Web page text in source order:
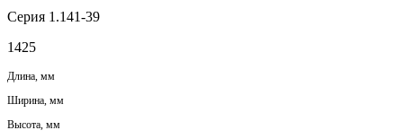
Серия 1.141-39
1425
Длина, мм
Ширина, мм
Высота, мм